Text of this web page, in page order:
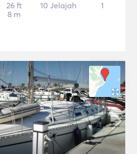
26 ft
8 m
10 Jelajah 1